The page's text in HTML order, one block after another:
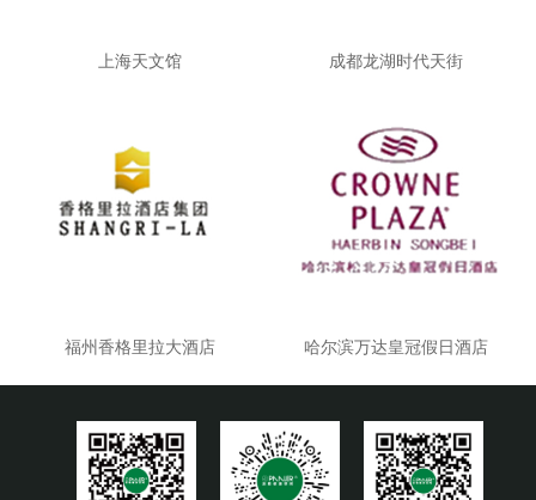
上海天文馆 成都龙湖时代天街
福州香格里拉大酒店 哈尔滨万达皇冠假日酒店